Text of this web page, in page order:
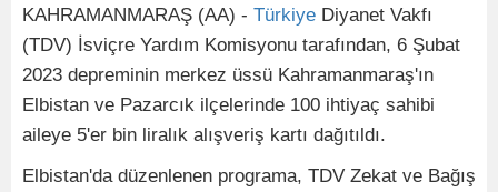
KAHRAMANMARAŞ (AA) - Türkiye Diyanet Vakfı
(TDV) İsviçre Yardım Komisyonu tarafından, 6 Şubat
2023 depreminin merkez üssü Kahramanmaraş'ın
Elbistan ve Pazarcık ilçelerinde 100 ihtiyaç sahibi
aileye 5'er bin liralık alışveriş kartı dağıtıldı.
Elbistan'da düzenlenen programa, TDV Zekat ve Bağış